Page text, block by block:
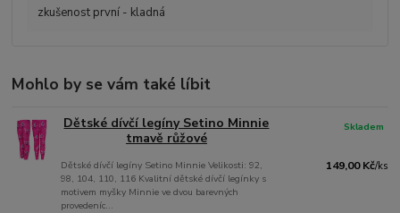
zkušenost první - kladná
Mohlo by se vám také líbit
Dětské dívčí legíny Setino Minnie
tmavě růžové
Dětské dívčí legíny Setino Minnie Velikosti: 92,
98, 104, 110, 116 Kvalitní dětské dívčí legínky s
motivem myšky Minnie ve dvou barevných
provedeníc...
149,00 Kč/ks
Skladem